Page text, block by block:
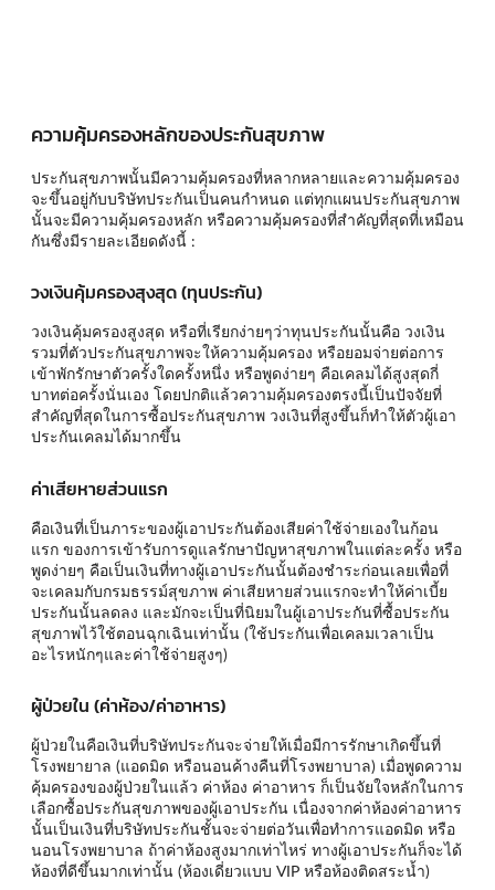
ความคุ้มครองหลักของประกันสุขภาพ
ประกันสุขภาพนั้นมีความคุ้มครองที่หลากหลายและความคุ้มครอง
จะขึ้นอยู่กับบริษัทประกันเป็นคนกำหนด แต่ทุกแผนประกันสุขภาพ
นั้นจะมีความคุ้มครองหลัก หรือความคุ้มครองที่สำคัญที่สุดที่เหมือน
กันซึ่งมีรายละเอียดดังนี้ :
วงเงินคุ้มครองสุงสุด (ทุนประกัน)
วงเงินคุ้มครองสูงสุด หรือที่เรียกง่ายๆว่าทุนประกันนั้นคือ วงเงิน
รวมที่ตัวประกันสุขภาพจะให้ความคุ้มครอง หรือยอมจ่ายต่อการ
เข้าพักรักษาตัวครั้งใดครั้งหนึ่ง หรือพูดง่ายๆ คือเคลมได้สูงสุดกี่
บาทต่อครั้งนั่นเอง โดยปกติแล้วความคุ้มครองตรงนี้เป็นปัจจัยที่
สำคัญที่สุดในการซื้อประกันสุขภาพ วงเงินที่สูงขึ้นก็ทำให้ตัวผู้เอา
ประกันเคลมได้มากขึ้น
ค่าเสียหายส่วนแรก
คือเงินที่เป็นภาระของผู้เอาประกันต้องเสียค่าใช้จ่ายเองในก้อน
แรก ของการเข้ารับการดูแลรักษาปัญหาสุขภาพในแต่ละครั้ง หรือ
พูดง่ายๆ คือเป็นเงินที่ทางผู้เอาประกันนั้นต้องชำระก่อนเลยเพื่อที่
จะเคลมกับกรมธรรม์สุขภาพ ค่าเสียหายส่วนแรกจะทำให้ค่าเบี้ย
ประกันนั้นลดลง และมักจะเป็นที่นิยมในผู้เอาประกันที่ซื้อประกัน
สุขภาพไว้ใช้ตอนฉุกเฉินเท่านั้น (ใช้ประกันเพื่อเคลมเวลาเป็น
อะไรหนักๆและค่าใช้จ่ายสูงๆ)
ผู้ป่วยใน (ค่าห้อง/ค่าอาหาร)
ผู้ป่วยในคือเงินที่บริษัทประกันจะจ่ายให้เมื่อมีการรักษาเกิดขึ้นที่
โรงพยายาล (แอดมิด หรือนอนค้างคืนที่โรงพยาบาล) เมื่อพูดความ
คุ้มครองของผู้ป่วยในแล้ว ค่าห้อง ค่าอาหาร ก็เป็นจัยใจหลักในการ
เลือกซื้อประกันสุขภาพของผู้เอาประกัน เนื่องจากค่าห้องค่าอาหาร
นั้นเป็นเงินที่บริษัทประกันชั้นจะจ่ายต่อวันเพื่อทำการแอดมิด หรือ
นอนโรงพยาบาล ถ้าค่าห้องสูงมากเท่าไหร่ ทางผู้เอาประกันก็จะได้
ห้องที่ดีขึ้นมากเท่านั้น (ห้องเดี่ยวแบบ VIP หรือห้องติดสระน้ำ)